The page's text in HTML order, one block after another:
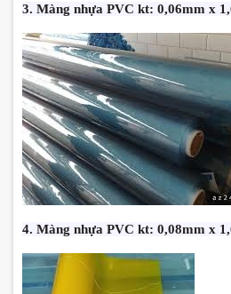
3. Màng nhựa PVC kt: 0,06mm x
4. Màng nhựa PVC kt: 0,08mm x